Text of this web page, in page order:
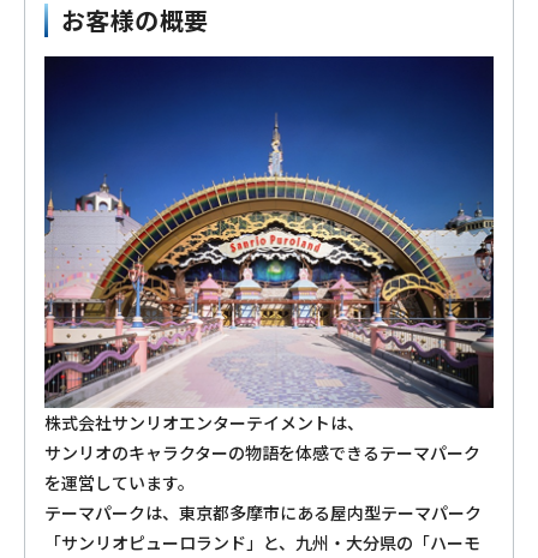
お客様の概要
株式会社サンリオエンターテイメントは、
サンリオのキャラクターの物語を体感できるテーマパーク
を運営しています。
テーマパークは、東京都多摩市にある屋内型テーマパーク
「サンリオピューロランド」と、九州・大分県の「ハーモ